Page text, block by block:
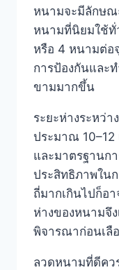
หนามจะมีลักษณ
หนามที่นิยมใช้
หรือ 4 หนามต่อ
การป้องกันและ
ขามมากขึ้น
ระยะห่างระหว่
ประมาณ
และมาตรฐานก
ประสิทธิภาพใน
ถี่มากเกินไปก็อ
ห่างของหนามจึ
พิจารณาก่อนเลื
ลวดหนามที่ดีคว